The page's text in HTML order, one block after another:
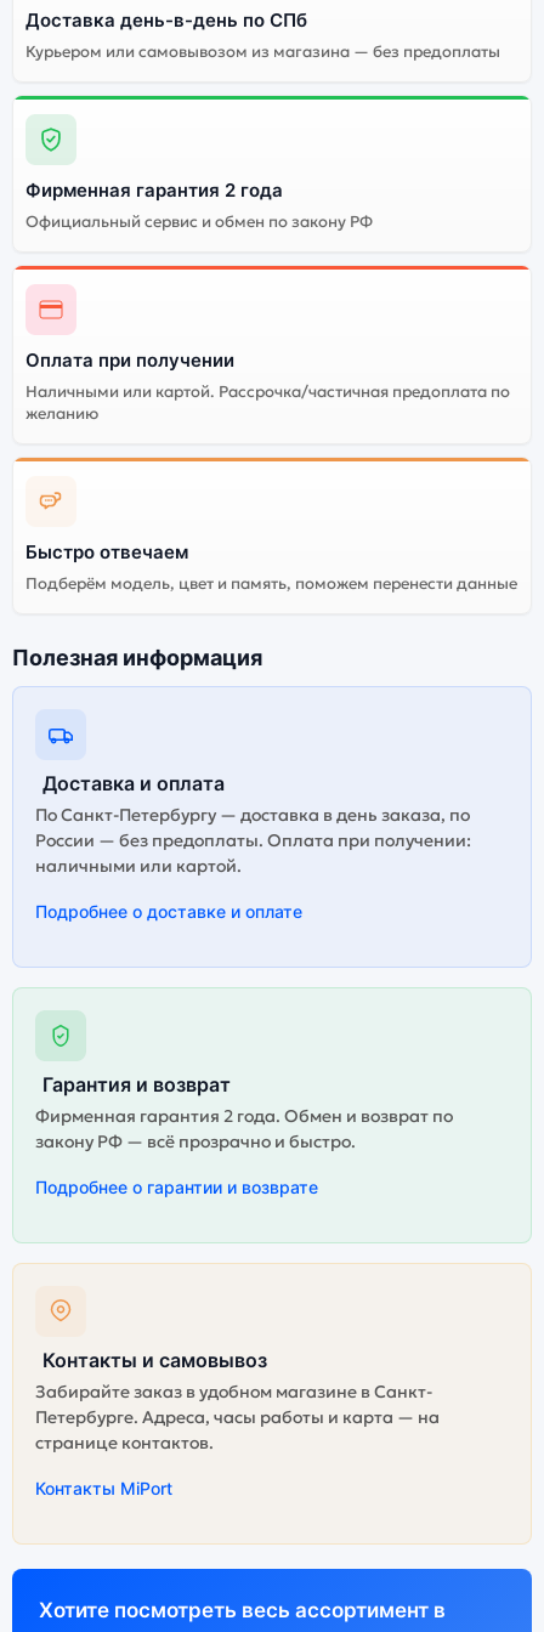
Доставка день-в-день по СПб
Курьером или самовывозом из магазина — без предоплаты
Фирменная гарантия 2 года
Официальный сервис и обмен по закону РФ
Оплата при получении
Наличными или картой. Рассрочка/частичная предоплата по
желанию
Быстро отвечаем
Подберём модель, цвет и память, поможем перенести данные
Полезная информация
Доставка и оплата
По Санкт-Петербургу — доставка в день заказа, по
России — без предоплаты. Оплата при получении:
наличными или картой.
Подробнее о доставке и оплате
Гарантия и возврат
Фирменная гарантия 2 года. Обмен и возврат по
закону РФ — всё прозрачно и быстро.
Подробнее о гарантии и возврате
Контакты и самовывоз
Забирайте заказ в удобном магазине в Санкт-
Петербурге. Адреса, часы работы и карта — на
странице контактов.
Контакты MiPort
Хотите посмотреть весь ассортимент в